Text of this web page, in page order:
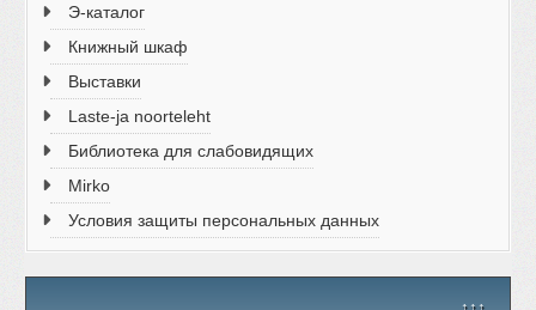
Э-каталог
Книжный шкаф
Выставки
Laste-ja noorteleht
Библиотека для слабовидящих
Mirko
Условия защиты персональных данных